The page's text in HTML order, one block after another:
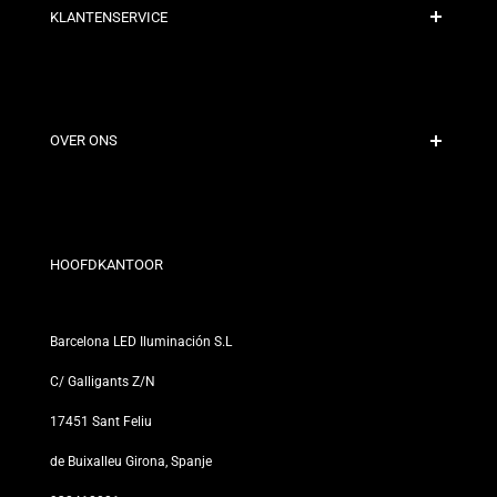
KLANTENSERVICE
Contact
OVER ONS
Onze Winkels
HOOFDKANTOOR
Barcelona LED Iluminación S.L
C/ Galligants Z/N
17451 Sant Feliu
de Buixalleu Girona, Spanje